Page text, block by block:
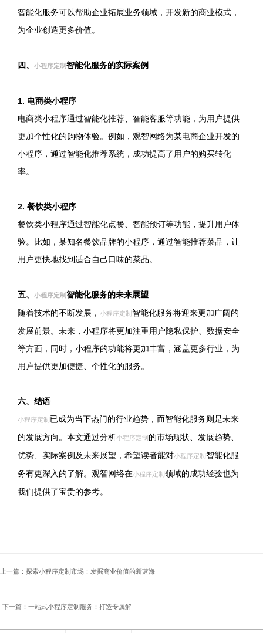
智能化服务可以帮助企业拓展业务领域，开发新的商业模式，
为企业创造更多价值。
四、 小程序定制智能化服务的实际案例
1. 电商类小程序
电商类小程序通过智能化推荐、智能客服等功能，为用户提供
更加个性化的购物体验。例如，观智网络为某电商企业开发的
小程序，通过智能化推荐系统，成功提高了用户的购买转化
率。
2. 餐饮类小程序
餐饮类小程序通过智能化点餐、智能预订等功能，提升用户体
验。比如，某知名餐饮品牌的小程序，通过智能推荐菜品，让
用户更快地找到适合自己口味的菜品。
五、 小程序定制智能化服务的未来展望
随着技术的不断发展， 小程序定制 智能化服务将迎来更加广阔的
发展前景。未来，小程序将更加注重用户隐私保护、数据安全
等方面，同时，小程序的功能将更加丰富，涵盖更多行业，为
用户提供更加便捷、个性化的服务。
六、结语
小程序定制 已成为当下热门的行业趋势，而智能化服务则是未来
的发展方向。本文通过分析小程序定制 的市场现状、发展趋势、
优势、实际案例及未来展望，希望读者能对小程序定制 智能化服
务有更深入的了解。观智网络在小程序定制 领域的成功经验也为
我们提供了宝贵的参考。
上一篇：探索小程序定制市场：发掘商业价值的新蓝海
下一篇：一站式小程序定制服务：打造专属解